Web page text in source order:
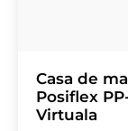
Casa de
Posiflex
Virtuala